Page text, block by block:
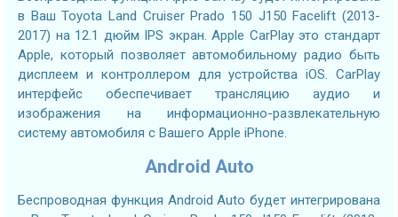
в Ваш Toyota Land Cruiser Prado 150 J150 Facelift (2013-
2017) на 12.1 дюйм IPS экран. Apple CarPlay это стандарт
Apple, который позволяет автомобильному радио быть
дисплеем и контроллером для устройства iOS. CarPlay
интерфейс обеспечивает трансляцию аудио и
изображения на информационно-развлекательную
систему автомобиля с Вашего Apple iPhone.
Android Auto
Беспроводная функция Android Auto будет интегрирована